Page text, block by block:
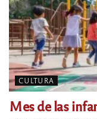
CULTURA
Mes de las